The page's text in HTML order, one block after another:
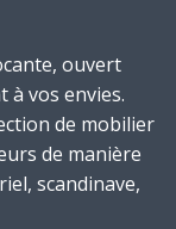
ouvert
vos envies.
de mobilier
de manière
scandinave,